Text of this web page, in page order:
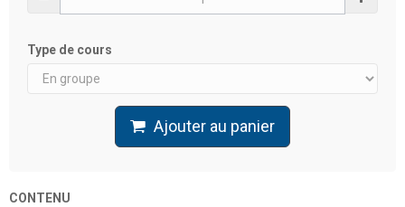
Type de cours
Ajouter au panier
CONTENU